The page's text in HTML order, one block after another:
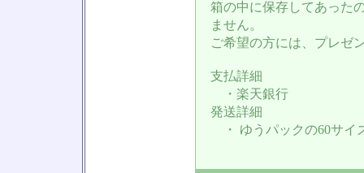
箱の中に保存してあった
ません。
ご希望の方には、プレゼ
支払詳細
・楽天銀行
発送詳細
・ ゆうパックの60サイ